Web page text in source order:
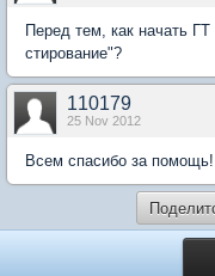
Перед тем, как начать
стирование"?
110179
25 Nov 2012
Всем спасибо за помощь!